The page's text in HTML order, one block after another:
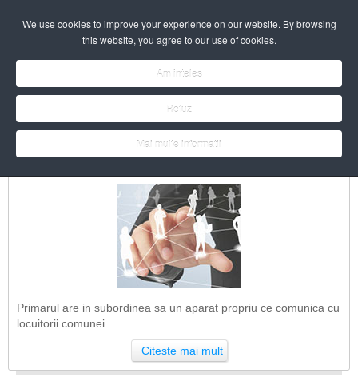
Structura A.P.
Primarul are in subordinea sa un aparat propriu ce comunica cu
locuitorii comunei....
Citeste mai mult
We use cookies to improve your experience on our website. By browsing
this website, you agree to our use of cookies.
Am inteles
Refuz
Mai multe informatii